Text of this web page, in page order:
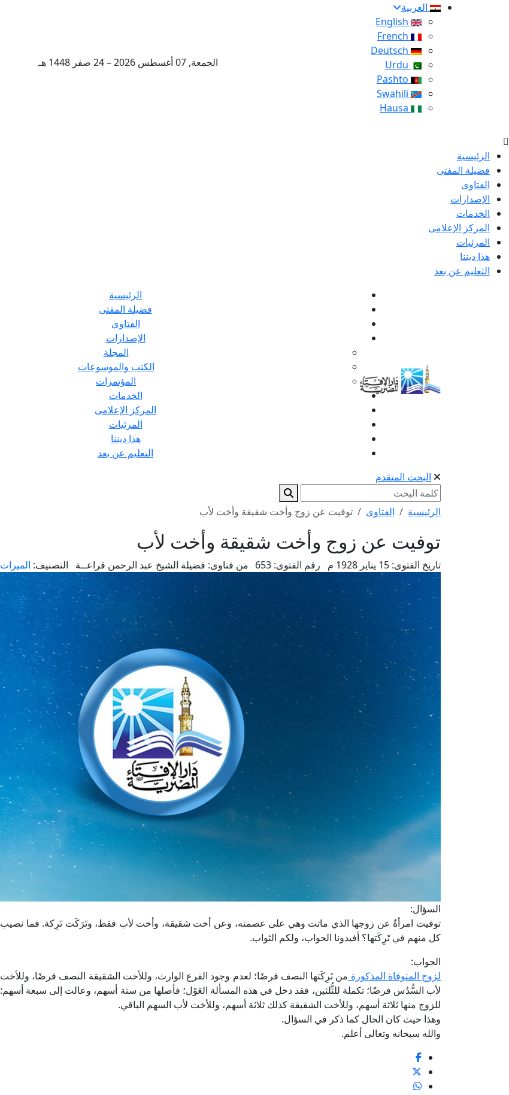
العربية
الجمعة, 07 أغسطس 2026 – 24 صفر 1448 هـ
الرئيسية
فضيلة المفتى
الفتاوى
الإصدارات
الخدمات
المركز الإعلامى
المرئيات
هذا ديننا
التعليم عن بعد
الرئيسية
فضيلة المفتى
الفتاوى
الإصدارات
المجلة
الكتب والموسوعات
المؤتمرات
الخدمات
المركز الإعلامى
المرئيات
هذا ديننا
التعليم عن بعد
البحث المتقدم
الرئيسية الفتاوى توفيت عن زوج وأخت شقيقة وأخت لأب
توفيت عن زوج وأخت شقيقة وأخت لأب
تاريخ الفتوى: رقم الفتوى: من فتاوى: فضيلة الشيخ عبد الرحمن قراعــة التصنيف: الميراث
السؤال:
توفيت امرأةٌ عن زوجها الذي ماتت وهي على عصمته، وعن أخت شقيقة، وأخت لأب فقط، وتَرَكَت تَرِكة. فما نصيب
كل منهم في تَرِكَتها؟ أفيدونا الجواب، ولكم الثواب.
الجواب:
لزوج المتوفاة المذكورة من تَرِكَتها النصف فرضًا؛ لعدم وجود الفرع الوارث، وللأخت الشقيقة النصف فرضًا، وللأخت
لأب السُّدُس فرضًا؛ تكملة للثُّلثين، فقد دخل في هذه المسألة العَوْل؛ فأصلها من ستة أسهم، وعالت إلى سبعة أسهم:
للزوج منها ثلاثة أسهم، وللأخت الشقيقة كذلك ثلاثة أسهم، وللأخت لأب السهم الباقي.
وهذا حيث كان الحال كما ذكر في السؤال.
والله سبحانه وتعالى أعلم.